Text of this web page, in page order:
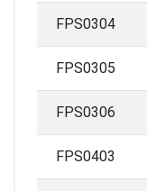
FPS0304
FPS0305
FPS0306
FPS0403